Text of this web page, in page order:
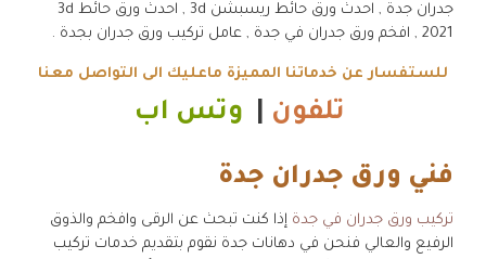
جدران جدة , احدث ورق حائط ريسبشن 3d , احدث ورق حائط 3d
2021 , افخم ورق جدران في جدة , عامل تركيب ورق جدران بجدة .
للستفسار عن خدماتنا المميزة ماعليك الى التواصل معنا
تلفون وتس اب
فني ورق جدران جدة
تركيب ورق جدران في جدة إذا كنت تبحث عن الرقى وافخم والذوق
الرفيع والعالي فنحن في دهانات جدة نقوم بتقديم خدمات تركيب